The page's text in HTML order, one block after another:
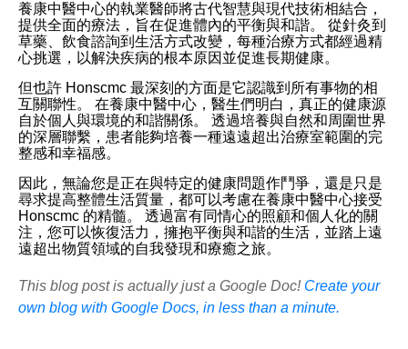
養康中醫中心的執業醫師將古代智慧與現代技術相結合，
提供全面的療法，旨在促進體內的平衡與和諧。 從針灸到
草藥、飲食諮詢到生活方式改變，每種治療方式都經過精
心挑選，以解決疾病的根本原因並促進長期健康。
但也許 Honscmc 最深刻的方面是它認識到所有事物的相
互關聯性。 在養康中醫中心，醫生們明白，真正的健康源
自於個人與環境的和諧關係。 透過培養與自然和周圍世界
的深層聯繫，患者能夠培養一種遠遠超出治療室範圍的完
整感和幸福感。
因此，無論您是正在與特定的健康問題作鬥爭，還是只是
尋求提高整體生活質量，都可以考慮在養康中醫中心接受
Honscmc 的精髓。 透過富有同情心的照顧和個人化的關
注，您可以恢復活力，擁抱平衡與和諧的生活，並踏上遠
遠超出物質領域的自我發現和療癒之旅。
This blog post is actually just a Google Doc! Create your
own blog with Google Docs, in less than a minute.